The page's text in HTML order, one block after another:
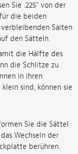
Sie .225" von der
die beiden
Saiten
den Sätteln.
die Hälfte des
die Schlitze zu
in ihren
sind, können sie
Sie die Sättel
Wechseln der
berühren.